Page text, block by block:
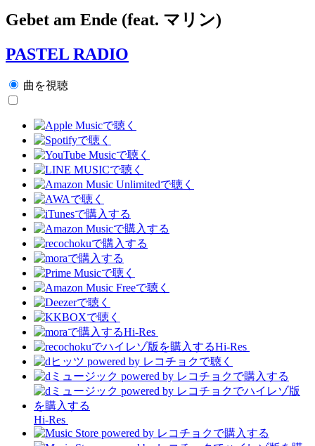
Gebet am Ende (feat. マリン)
PASTEL RADIO
曲を視聴
Hi-Res
Hi-Res
Hi-Res